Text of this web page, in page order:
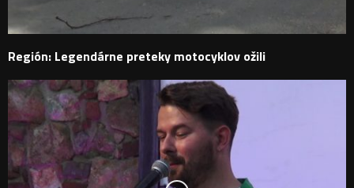
Región: Legendárne preteky motocyklov ožili